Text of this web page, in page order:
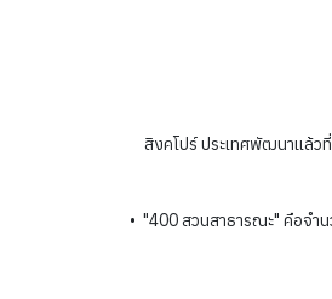
สิงคโปร์ ประเทศพัฒนาแล้ว
• "400 สวนสาธารณะ" คือจำน